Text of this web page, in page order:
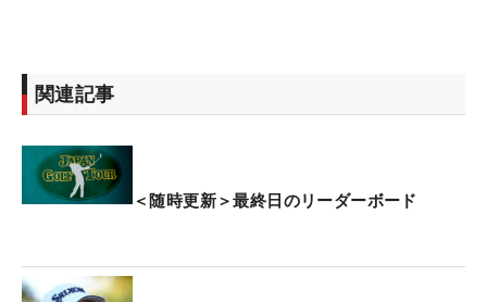
イにつけている。
られる。
関連記事
＜随時更新＞最終日のリーダーボード